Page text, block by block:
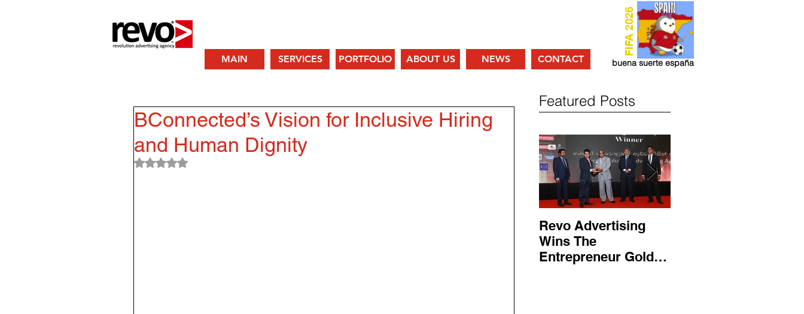
MAIN SERVICES PORTFOLIO ABOUT US NEWS CONTACT buena suerte españa
FIFA 2026
BConnected’s Vision for Inclusive Hiring
and Human Dignity
Rated NaN out of 5 stars.
Featured Posts
Revo Advertising
Wins The
Entrepreneur Gold